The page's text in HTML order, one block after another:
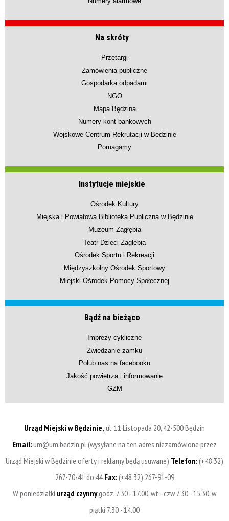
Na skróty
Przetargi
Zamówienia publiczne
Gospodarka odpadami
NGO
Mapa Będzina
Numery kont bankowych
Wojskowe Centrum Rekrutacji w Będzinie
Pomagamy
Instytucje miejskie
Ośrodek Kultury
Miejska i Powiatowa Biblioteka Publiczna w Będzinie
Muzeum Zagłębia
Teatr Dzieci Zagłębia
Ośrodek Sportu i Rekreacji
Międzyszkolny Ośrodek Sportowy
Miejski Ośrodek Pomocy Społecznej
Bądź na bieżąco
Imprezy cykliczne
Zwiedzanie zamku
Polub nas na facebooku
Jakość powietrza i informowanie
GZM
Urząd Miejski w Będzinie, ul. 11 Listopada 20, 42-500 Będzin
Email:um@um.bedzin.pl (wysyłane na ten adres niezamówione przez
Urząd Miejski w Będzinie oferty i reklamy będą usuwane) Telefon:(+48 32)
267-70-41 do 44Fax:(+48 32) 267-91-09
W poniedziałki urząd czynnygodz. 7.30 - 17.00, wt - czw 7.30 - 15.30, w
piątki 7.30 - 14.00